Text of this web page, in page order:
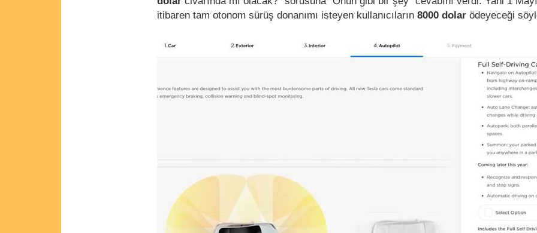
itibaren tam otonom sürüş donanımı isteyen kullanıcıların 8000 dolar ödeyeceği